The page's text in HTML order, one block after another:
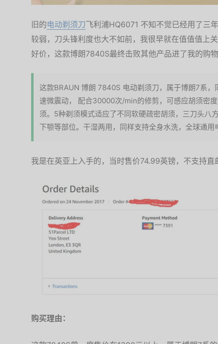
旧的电动剃须刀飞利浦HQ6071 不知不觉已经用了三
较弱，刀头锋利度也大不如前，我很早就在值值值上
好价，这款博朗7840S最终击败其他产品进了我的购
这款BRAUN 博朗 7840S 电动剃须刀，属于博朗7系
速微震动， 配合30000次/min的修剪，可感应胡须密
须。5种剃须模式适应了不同软硬疏密胡须，三刀头八
下颚等部位。干湿两用，同样支持全身水洗，全球通用
我是在英亚上入手的，当时售价74.99英镑，不支持
购买理由：